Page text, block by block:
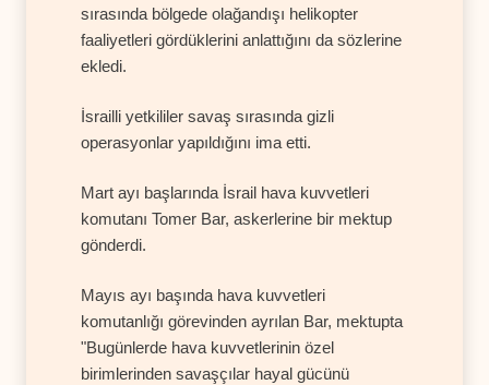
sırasında bölgede olağandışı helikopter
faaliyetleri gördüklerini anlattığını da sözlerine
ekledi.
İsrailli yetkililer savaş sırasında gizli
operasyonlar yapıldığını ima etti.
Mart ayı başlarında İsrail hava kuvvetleri
komutanı Tomer Bar, askerlerine bir mektup
gönderdi.
Mayıs ayı başında hava kuvvetleri
komutanlığı görevinden ayrılan Bar, mektupta
"Bugünlerde hava kuvvetlerinin özel
birimlerinden savaşçılar hayal gücünü